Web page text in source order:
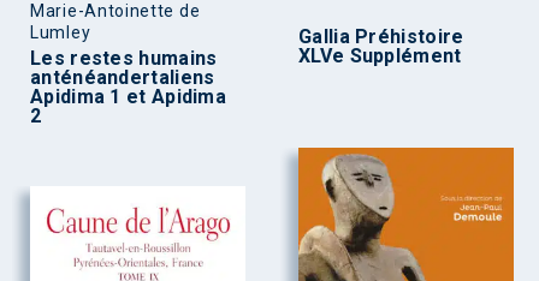
Marie-Antoinette de
Lumley
Les restes humains
anténéandertaliens
Apidima 1 et Apidima
2
Gallia Préhistoire
XLVe Supplément